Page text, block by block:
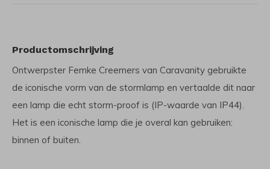
Productomschrijving
Ontwerpster Femke Creemers van Caravanity gebruikte
de iconische vorm van de stormlamp en vertaalde dit naar
een lamp die echt storm-proof is (IP-waarde van IP44).
Het is een iconische lamp die je overal kan gebruiken:
binnen of buiten.